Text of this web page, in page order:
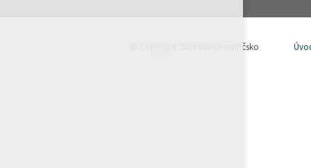
© Copyright 2026 Velkomeziříčsko